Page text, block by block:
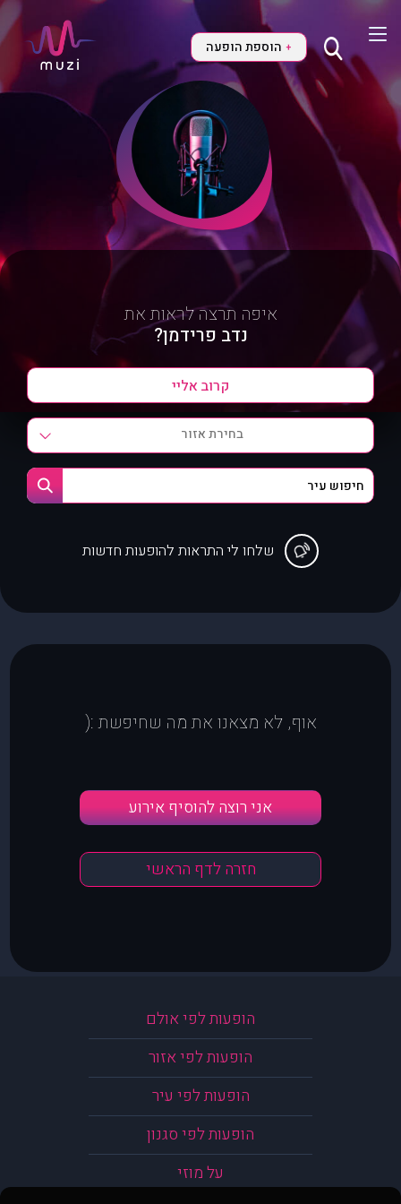
+ הוספת הופעה
איפה תרצה לראות את
נדב פרידמן?
בחירת אזור
שלחו לי התראות להופעות חדשות
אוף, לא מצאנו את מה שחיפשת :(
אני רוצה להוסיף אירוע
חזרה לדף הראשי
הופעות לפי אולם
הופעות לפי אזור
הופעות לפי עיר
הופעות לפי סגנון
על מוזי